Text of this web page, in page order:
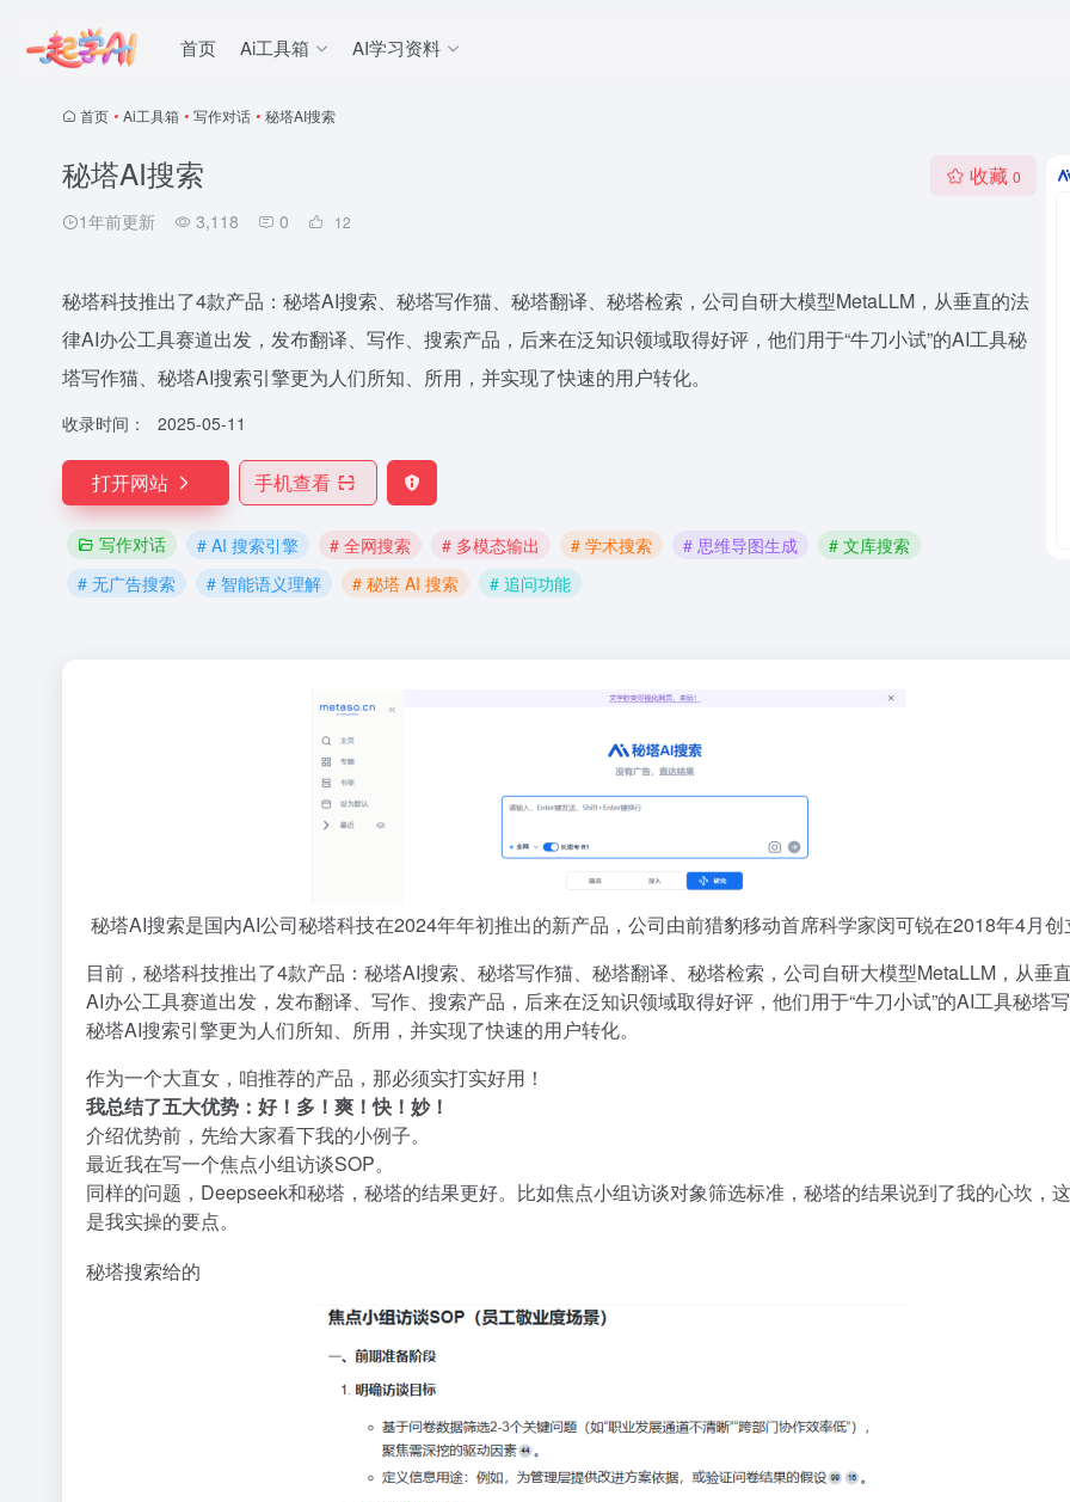
首页 Ai工具箱 AI学习资料
首页 • Ai工具箱 • 写作对话 • 秘塔AI搜索
秘塔AI搜索
1年前更新 3,118 0 12
收藏 0
秘塔科技推出了4款产品：秘塔AI搜索、秘塔写作猫、秘塔翻译、秘塔检索，公司自研大模型MetaLLM，从垂直的法
律AI办公工具赛道出发，发布翻译、写作、搜索产品，后来在泛知识领域取得好评，他们用于“牛刀小试”的AI工具秘
塔写作猫、秘塔AI搜索引擎更为人们所知、所用，并实现了快速的用户转化。
收录时间： 2025-05-11
打开网站 手机查看
写作对话 # AI 搜索引擎 # 全网搜索 # 多模态输出 # 学术搜索 # 思维导图生成
# 文库搜索
# 无广告搜索
# 智能语义理解 # 秘塔 AI 搜索 # 追问功能
秘塔AI搜索是国内AI公司秘塔科技在2024年年初推出的新产品，公司由前猎豹移动首席科学家闵可锐在2018年4月创
目前，秘塔科技推出了4款产品：秘塔AI搜索、秘塔写作猫、秘塔翻译、秘塔检索，公司自研大模型MetaLLM，从垂
AI办公工具赛道出发，发布翻译、写作、搜索产品，后来在泛知识领域取得好评，他们用于“牛刀小试”的AI工具秘塔写
秘塔AI搜索引擎更为人们所知、所用，并实现了快速的用户转化。
作为一个大直女，咱推荐的产品，那必须实打实好用！
我总结了五大优势：好！多！爽！快！妙！
介绍优势前，先给大家看下我的小例子。
最近我在写一个焦点小组访谈SOP。
同样的问题，Deepseek和秘塔，秘塔的结果更好。比如焦点小组访谈对象筛选标准，秘塔的结果说到了我的心坎，
是我实操的要点。
秘塔搜索给的